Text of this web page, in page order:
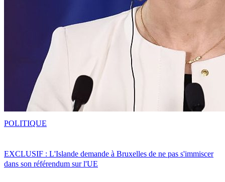
EXCLUSIF : L'Islande demande à Bruxelles de ne pas s'immiscer
dans son référendum sur l'UE
POLITIQUE